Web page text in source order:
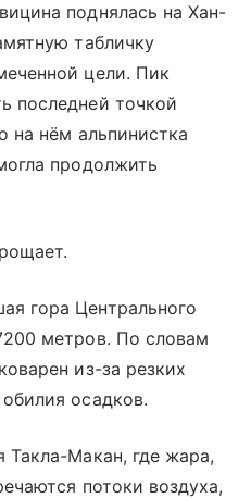
поднялась на Хан-
табличку
цели. Пик
последней точкой
на нём альпинистка
продолжить
гора Центрального
метров. По словам
из-за резких
осадков.
Такла-Макан, где жара,
потоки воздуха,